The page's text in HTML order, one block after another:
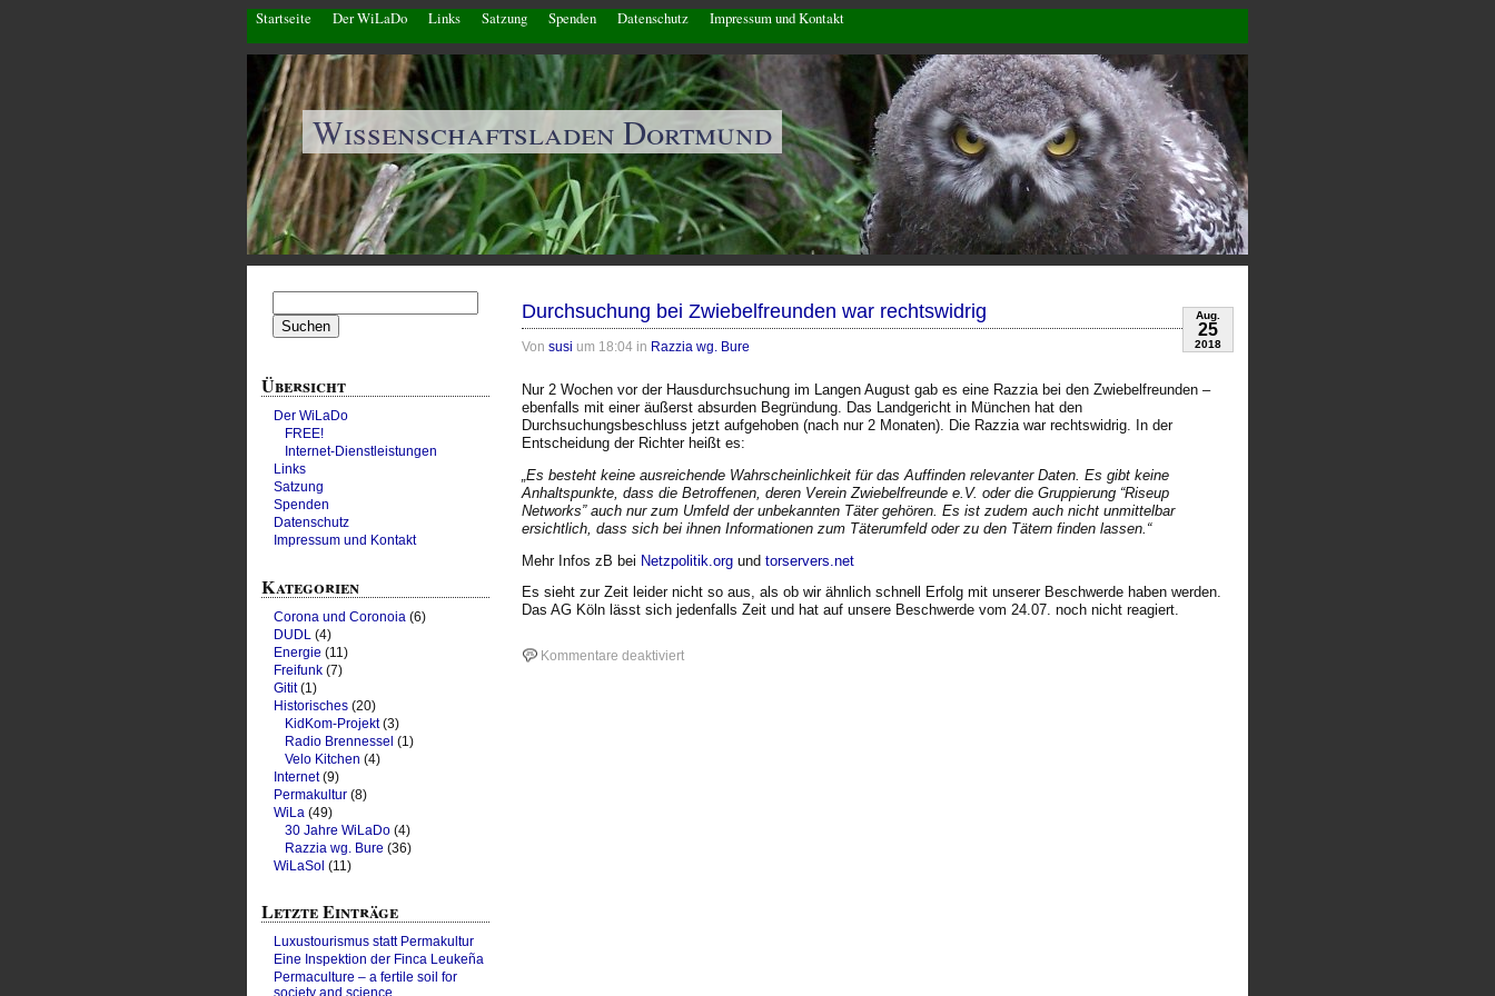
Startseite Der WiLaDo Links Satzung Spenden Datenschutz Impressum und Kontakt
Wissenschaftsladen Dortmund
Aug.
25
2018
Durchsuchung bei Zwiebelfreunden war rechtswidrig
Von susi um 18:04 in Razzia wg. Bure
Nur 2 Wochen vor der Hausdurchsuchung im Langen August gab es eine Razzia bei den Zwiebelfreunden –
ebenfalls mit einer äußerst absurden Begründung. Das Landgericht in München hat den
Durchsuchungsbeschluss jetzt aufgehoben (nach nur 2 Monaten). Die Razzia war rechtswidrig. In der
Entscheidung der Richter heißt es:
„Es besteht keine ausreichende Wahrscheinlichkeit für das Auffinden relevanter Daten. Es gibt keine
Anhaltspunkte, dass die Betroffenen, deren Verein Zwiebelfreunde e.V. oder die Gruppierung “Riseup
Networks” auch nur zum Umfeld der unbekannten Täter gehören. Es ist zudem auch nicht unmittelbar
ersichtlich, dass sich bei ihnen Informationen zum Täterumfeld oder zu den Tätern finden lassen.“
Mehr Infos zB bei Netzpolitik.org und torservers.net
Es sieht zur Zeit leider nicht so aus, als ob wir ähnlich schnell Erfolg mit unserer Beschwerde haben werden.
Das AG Köln lässt sich jedenfalls Zeit und hat auf unsere Beschwerde vom 24.07. noch nicht reagiert.
Kommentare deaktiviertfür
nach:
Übersicht
Der WiLaDo
FREE!
Internet-Dienstleistungen
Links
Satzung
Spenden
Datenschutz
Impressum und Kontakt
Kategorien
Corona und Coronoia (6)
DUDL
(4)
Energie (11)
Freifunk(7)
Gitit(1)
Historisches(20)
KidKom-Projekt(3)
Radio Brennessel (1)
Velo Kitchen (4)
Internet(9)
Permakultur(8)
WiLa (49)
30 Jahre WiLaDo(4)
Razzia wg. Bure (36)
WiLaSol (11)
Letzte Einträge
Luxustourismus statt Permakultur
Eine Inspektion der Finca Leukeña
Permaculture – a fertile soil for
society and science